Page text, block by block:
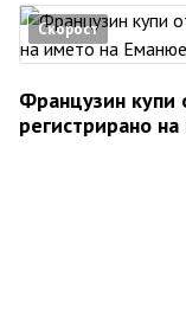
Скорост
Французин купи
регистрирано